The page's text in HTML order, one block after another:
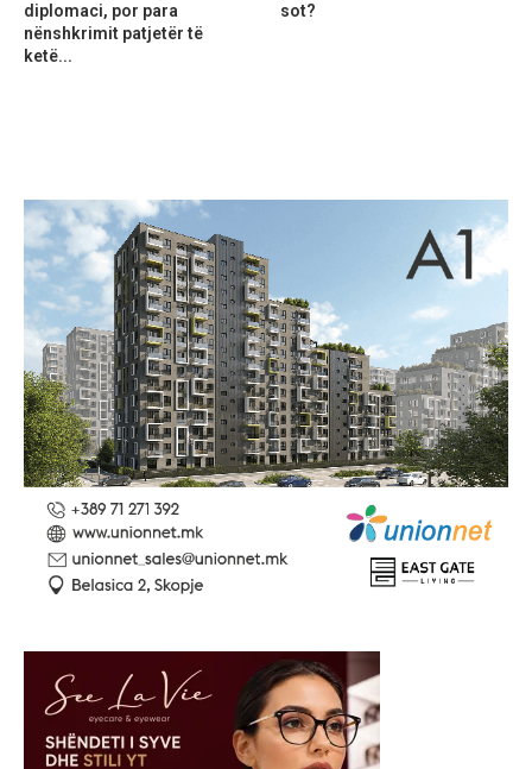
diplomaci, por para
nënshkrimit patjetër të
ketë...
sot?